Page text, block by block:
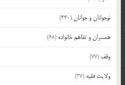
نوجوانان و جوانان(440)
همسران و تفاهم خانواده (68)
وقف (77)
ولایت فقیه (37)